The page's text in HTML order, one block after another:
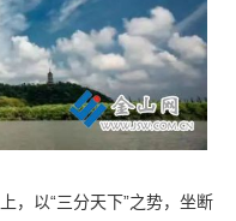
，以“三分天下”之势，坐断